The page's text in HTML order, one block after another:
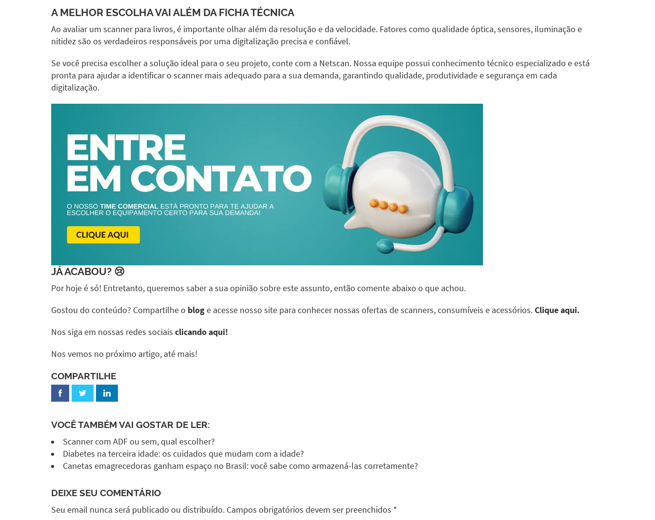
A MELHOR ESCOLHA VAI ALÉM DA FICHA TÉCNICA
Ao avaliar um scanner para livros, é importante olhar além da resolução e da velocidade. Fatores como qualidade óptica, sensores, iluminação e
nitidez são os verdadeiros responsáveis por uma digitalização precisa e confiável.
Se você precisa escolher a solução ideal para o seu projeto, conte com a Netscan. Nossa equipe possui conhecimento técnico especializado e está
pronta para ajudar a identificar o scanner mais adequado para a sua demanda, garantindo qualidade, produtividade e segurança em cada
digitalização.
JÁ ACABOU? 😢
Por hoje é só! Entretanto, queremos saber a sua opinião sobre este assunto, então comente abaixo o que achou.
Gostou do conteúdo? Compartilhe o bloge acesse nosso site para conhecer nossas ofertas de scanners, consumíveis e acessórios.Clique aqui.
Nos siga em nossas redes sociais clicando aqui!
Nos vemos no próximo artigo, até mais!
COMPARTILHE
VOCÊ TAMBÉM VAI GOSTAR DE LER:
Scanner com ADF ou sem, qual escolher?
Diabetes na terceira idade: os cuidados que mudam com a idade?
Canetas emagrecedoras ganham espaço no Brasil: você sabe como armazená-las corretamente?
DEIXE SEU COMENTÁRIO
Seu email nunca será publicado ou distribuído. Campos obrigatórios devem ser preenchidos *